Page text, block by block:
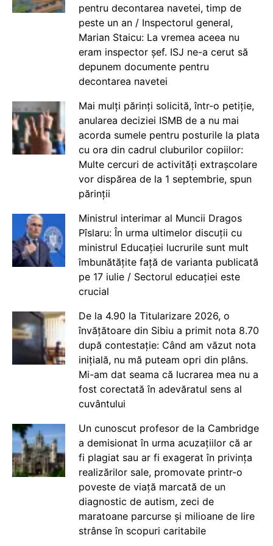
pentru decontarea navetei, timp de
peste un an / Inspectorul general,
Marian Staicu: La vremea aceea nu
eram inspector șef. ISJ ne-a cerut să
depunem documente pentru
decontarea navetei
Mai mulți părinți solicită, într-o petiție,
anularea deciziei ISMB de a nu mai
acorda sumele pentru posturile la plata
cu ora din cadrul cluburilor copiilor:
Multe cercuri de activități extrașcolare
vor dispărea de la 1 septembrie, spun
părinții
Ministrul interimar al Muncii Dragos
Pîslaru: În urma ultimelor discuții cu
ministrul Educației lucrurile sunt mult
îmbunătățite față de varianta publicată
pe 17 iulie / Sectorul educației este
crucial
De la 4.90 la Titularizare 2026, o
învățătoare din Sibiu a primit nota 8.70
după contestație: Când am văzut nota
inițială, nu mă puteam opri din plâns.
Mi-am dat seama că lucrarea mea nu a
fost corectată în adevăratul sens al
cuvântului
Un cunoscut profesor de la Cambridge
a demisionat în urma acuzațiilor că ar
fi plagiat sau ar fi exagerat în privința
realizărilor sale, promovate printr-o
poveste de viață marcată de un
diagnostic de autism, zeci de
maratoane parcurse și milioane de lire
strânse în scopuri caritabile